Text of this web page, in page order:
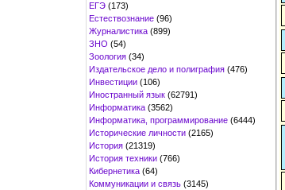
ЕГЭ (173)
Естествознание (96)
Журналистика (899)
ЗНО (54)
Зоология (34)
Издательское дело и полиграфия (476)
Инвестиции (106)
Иностранный язык (62791)
Информатика (3562)
Информатика, программирование (6444)
Исторические личности (2165)
История (21319)
История техники (766)
Кибернетика (64)
Коммуникации и связь (3145)